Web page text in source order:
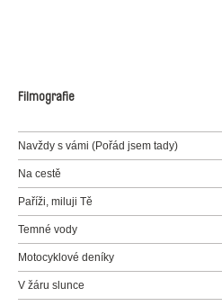
Filmografie
Navždy s vámi (Pořád jsem tady)
Na cestě
Paříži, miluji Tě
Temné vody
Motocyklové deníky
V žáru slunce